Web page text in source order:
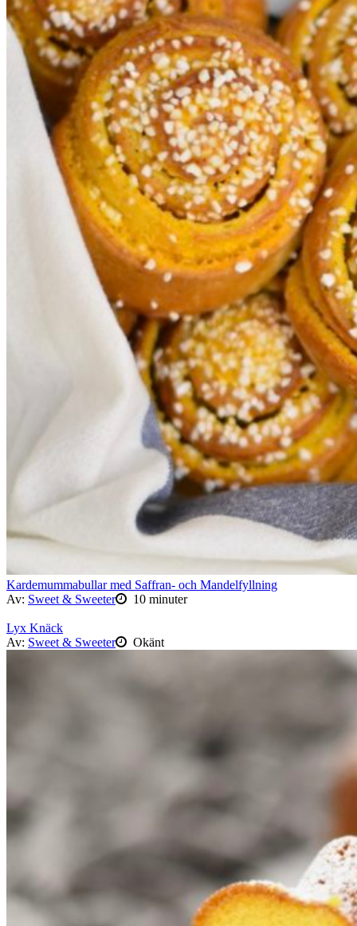
Kardemummabullar med Saffran- och Mandelfyllning
Av: Sweet & Sweeter 10 minuter
Lyx Knäck
Av: Sweet & Sweeter Okänt